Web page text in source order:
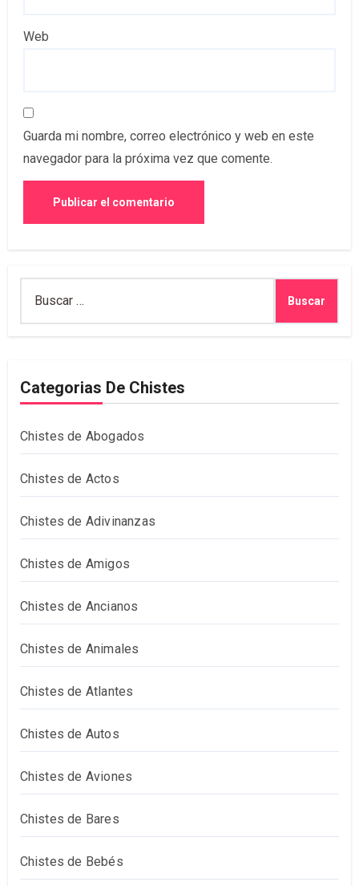
Web
Guarda mi nombre, correo electrónico y web en este
navegador para la próxima vez que comente.
Categorias De Chistes
Chistes de Abogados
Chistes de Actos
Chistes de Adivinanzas
Chistes de Amigos
Chistes de Ancianos
Chistes de Animales
Chistes de Atlantes
Chistes de Autos
Chistes de Aviones
Chistes de Bares
Chistes de Bebés